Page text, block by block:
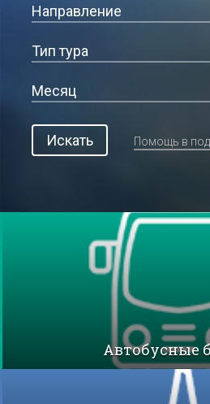
Искать Помощь в
Автобусные